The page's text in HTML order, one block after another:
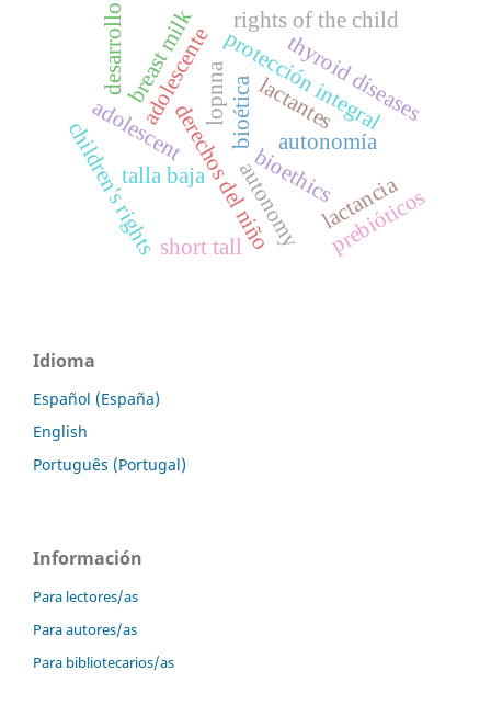
bioética autonomía
derechos del niño
protección integral
adolescente
bioethics
autonomy
rights of the child
adolescent
lopnna
children's rights lactancia
b
r
e
a
s
t
m
i
l
k thyroid diseases
talla baja
short tall
lactantes
desarrollo
prebióticos
Idioma
Español (España)
English
Português (Portugal)
Información
Para lectores/as
Para autores/as
Para bibliotecarios/as